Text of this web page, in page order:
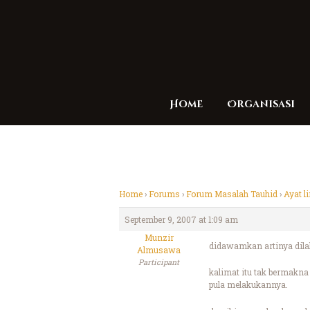
Home Organisasi
Home›Forums ›Forum Masalah Tauhid › Ayat
September 9, 2007 at 1:09 am
Munzir
Almusawa
Participant
didawamkan artinya
kalimat itu tak
pula melakukannya.